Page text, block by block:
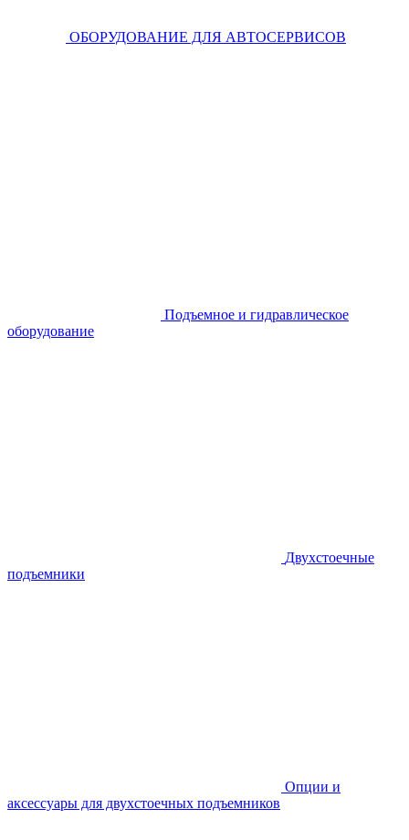
ОБОРУДОВАНИЕ ДЛЯ АВТОСЕРВИСОВ
Подъемное и гидравлическое
оборудование
Двухстоечные
подъемники
Опции и
аксессуары для двухстоечных подъемников